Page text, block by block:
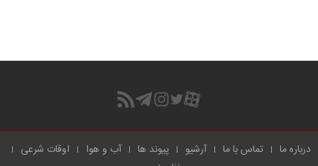
درباره ما تماس با ما آرشیو پیوند ها آب و هوا
اوقات شرعی